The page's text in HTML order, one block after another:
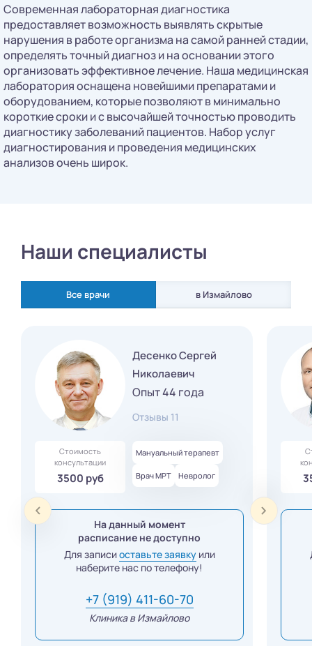
Современная лабораторная диагностика
предоставляет возможность выявлять скрытые
нарушения в работе организма на самой ранней стадии,
определять точный диагноз и на основании этого
организовать эффективное лечение. Наша медицинская
лаборатория оснащена новейшими препаратами и
оборудованием, которые позволяют в минимально
короткие сроки и с высочайшей точностью проводить
диагностику заболеваний пациентов. Набор услуг
диагностирования и проведения медицинских
анализов очень широк.
Наши специалисты
Все врачи в Измайлово
Десенко Сергей
Николаевич
Опыт 44 года
Отзывы 11
Стоимость
консультации
3500 руб
Мануальный терапевт
Врач МРТ Невролог
На данный момент
расписание не доступно
Для записиоставьте заявкуили
наберите нас по телефону!
+7 (919) 411-60-70
Клиника в Измайлово